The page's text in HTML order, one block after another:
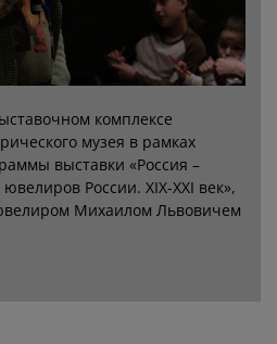
комплексе
музея в рамках
выставки «Россия –
России. XIX-XXI век»,
Михаилом Львовичем